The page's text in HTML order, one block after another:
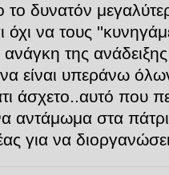
δυνατόν
όχι να τους
ανάγκη της
είναι υπεράνω
άσχετο..αυτό που
αντάμωμα στα
για να διοργανώσει